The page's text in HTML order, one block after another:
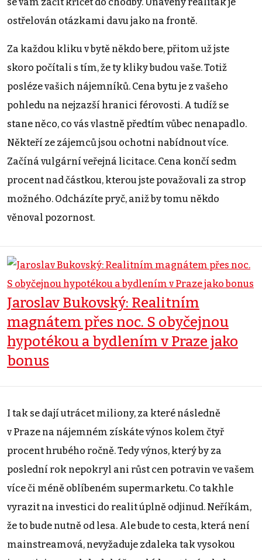
ostřelován otázkami davu jako na frontě.
Za každou kliku v bytě někdo bere, přitom už jste
skoro počítali s tím, že ty kliky budou vaše. Totiž
posléze vašich nájemníků. Cena bytu je z vašeho
pohledu na nejzazší hranici férovosti. A tudíž se
stane něco, co vás vlastně předtím vůbec nenapadlo.
Někteří ze zájemců jsou ochotni nabídnout více.
Začíná vulgární veřejná licitace. Cena končí sedm
procent nad částkou, kterou jste považovali za strop
možného. Odcházíte pryč, aniž by tomu někdo
věnoval pozornost.
Jaroslav Bukovský: Realitním
magnátem přes noc. S obyčejnou
hypotékou a bydlením v Praze jako
bonus
I tak se dají utrácet miliony, za které následně
v Praze na nájemném získáte výnos kolem čtyř
procent hrubého ročně. Tedy výnos, který by za
poslední rok nepokryl ani růst cen potravin ve vašem
více či méně oblíbeném supermarketu. Co takhle
vyrazit na investici do realit úplně odjinud. Neříkám,
že to bude nutně od lesa. Ale bude to cesta, která není
mainstreamová, nevyžaduje zdaleka tak vysokou